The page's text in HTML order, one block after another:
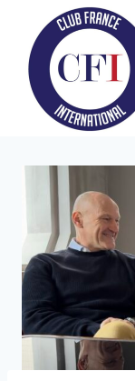
content